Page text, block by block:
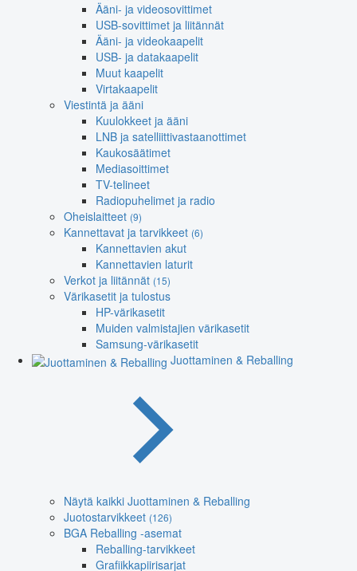
Ääni- ja videosovittimet
USB-sovittimet ja liitännät
Ääni- ja videokaapelit
USB- ja datakaapelit
Muut kaapelit
Virtakaapelit
Viestintä ja ääni
Kuulokkeet ja ääni
LNB ja satelliittivastaanottimet
Kaukosäätimet
Mediasoittimet
TV-telineet
Radiopuhelimet ja radio
Oheislaitteet (9)
Kannettavat ja tarvikkeet (6)
Kannettavien akut
Kannettavien laturit
Verkot ja liitännät (15)
Värikasetit ja tulostus
HP-värikasetit
Muiden valmistajien värikasetit
Samsung-värikasetit
Juottaminen & Reballing
Näytä kaikki Juottaminen & Reballing
Juotostarvikkeet (126)
BGA Reballing -asemat
Reballing-tarvikkeet
Grafiikkapiirisarjat